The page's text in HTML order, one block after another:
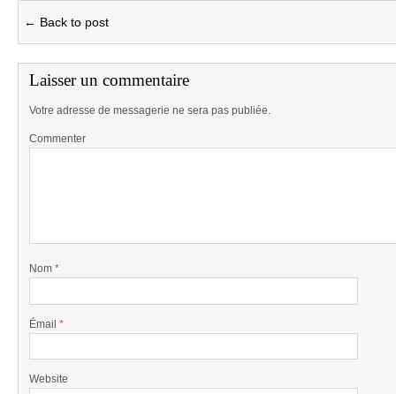
← Back to post
Laisser un commentaire
Votre adresse de messagerie ne sera pas publiée.
Commenter
Nom *
Émail *
Website